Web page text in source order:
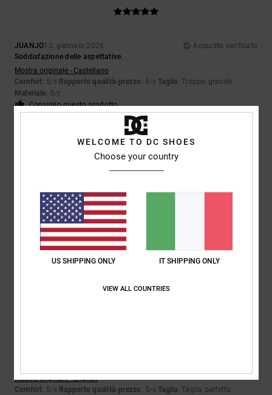
JUANJO13. gennaio 2026
Acquisto verificato
Soddisfazione delle aspettative.
Mostra originale - Castellano
Comfort: 5/5 Rapporto qualità-prezzo : 5/5 Taglia: Troppo grande
Materiale: 5/5
Consiglio questo prodotto
5/5
JUANJO13. gennaio 2026
Soddisfazione delle aspettative.
Mostra originale - Castellano
Comfort: 5/5 Rapporto qualità-prezzo
Materiale: 5/5 Colore: 5/5
Consiglio questo prodotto
5
Mostra originale - English
Comfort: 5/5 Rapporto qualità-prezzo : 5/5 Taglia: Taglia perfetta
WELCOME TO DC SHOES
Choose your country
US SHIPPING ONLY IT SHIPPING ONLY
VIEW ALL COUNTRIES